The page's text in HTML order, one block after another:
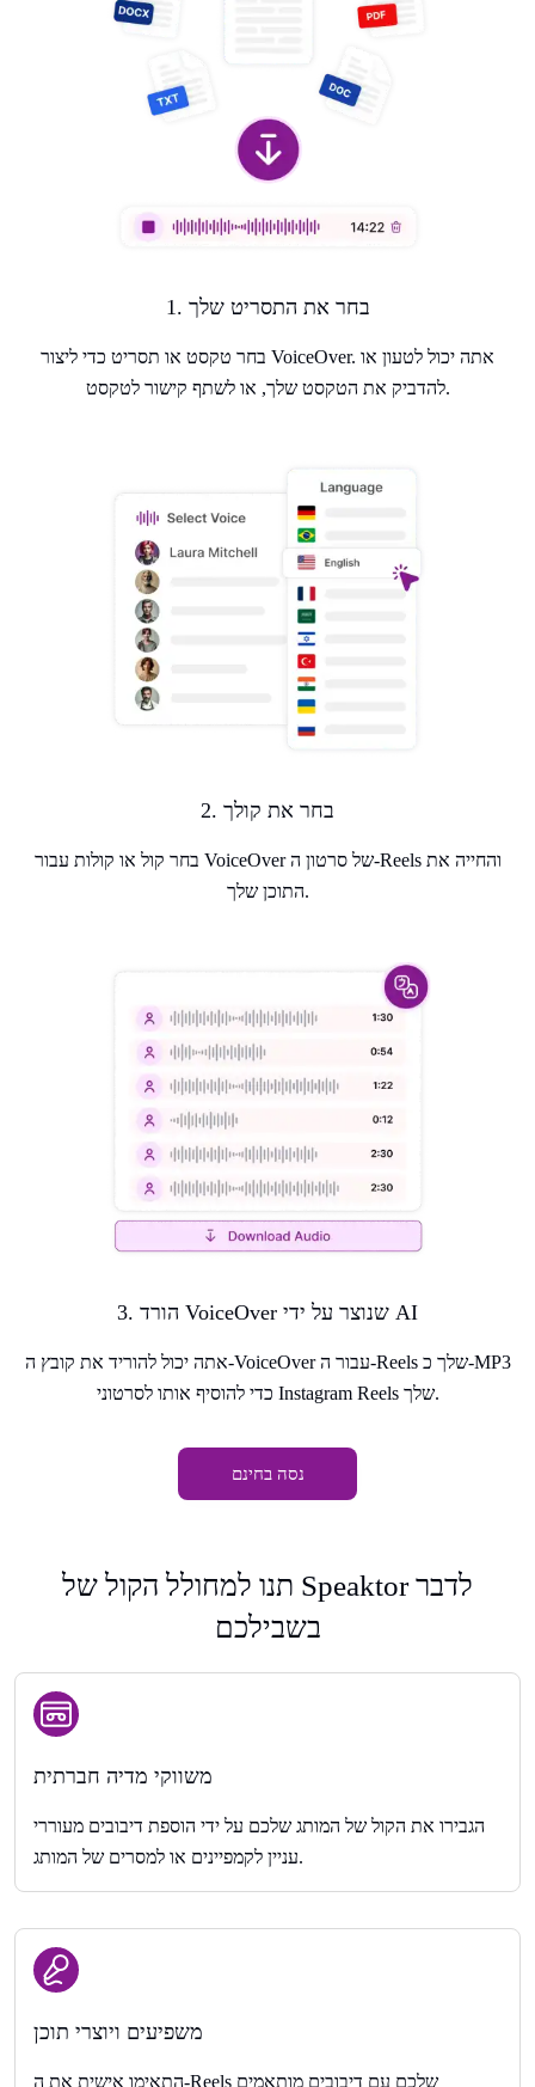
1. בחר את התסריט שלך
בחר טקסט או תסריט כדי ליצור VoiceOver. אתה יכול לטעון או
להדביק את הטקסט שלך, או לשתף קישור לטקסט.
2. בחר את קולך
בחר קול או קולות עבור VoiceOver של סרטון ה-Reels והחייה את
התוכן שלך.
3. הורד VoiceOver שנוצר על ידי AI
אתה יכול להוריד את קובץ ה-VoiceOver עבור ה-Reels שלך כ-MP3
כדי להוסיף אותו לסרטוני Instagram Reels שלך.
נסה בחינם
תנו למחולל הקול של Speaktor לדבר
בשבילכם
משווקי מדיה חברתית
הגבירו את הקול של המותג שלכם על ידי הוספת דיבובים מעוררי
עניין לקמפיינים או למסרים של המותג.
משפיעים ויוצרי תוכן
התאימו אישית את ה-Reels שלכם עם דיבובים מותאמים